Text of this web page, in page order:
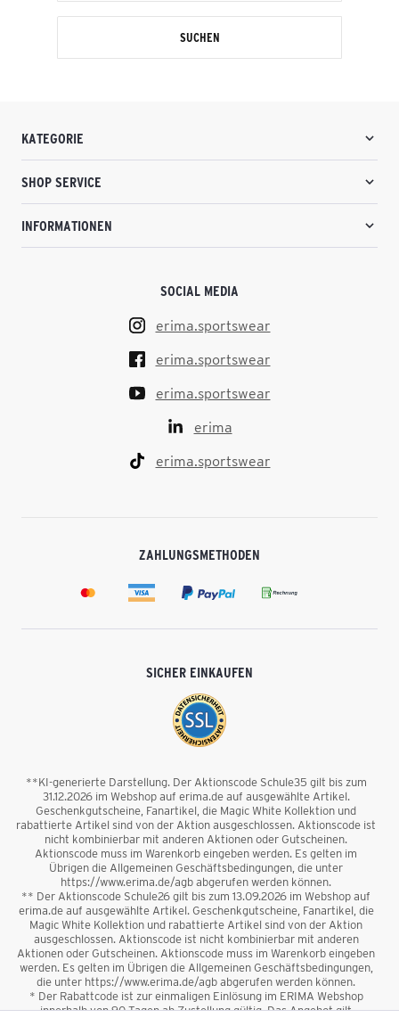
SUCHEN
KATEGORIE
SHOP SERVICE
INFORMATIONEN
SOCIAL MEDIA
erima.sportswear
erima.sportswear
erima.sportswear
erima
erima.sportswear
ZAHLUNGSMETHODEN
SICHER EINKAUFEN
**KI-generierte Darstellung. Der Aktionscode Schule35 gilt bis zum
31.12.2026 im Webshop auf erima.de auf ausgewählte Artikel.
Geschenkgutscheine, Fanartikel, die Magic White Kollektion und
rabattierte Artikel sind von der Aktion ausgeschlossen. Aktionscode ist
nicht kombinierbar mit anderen Aktionen oder Gutscheinen.
Aktionscode muss im Warenkorb eingeben werden. Es gelten im
Übrigen die Allgemeinen Geschäftsbedingungen, die unter
https://www.erima.de/agb abgerufen werden können.
** Der Aktionscode Schule26 gilt bis zum 13.09.2026 im Webshop auf
erima.de auf ausgewählte Artikel. Geschenkgutscheine, Fanartikel, die
Magic White Kollektion und rabattierte Artikel sind von der Aktion
ausgeschlossen. Aktionscode ist nicht kombinierbar mit anderen
Aktionen oder Gutscheinen. Aktionscode muss im Warenkorb eingeben
werden. Es gelten im Übrigen die Allgemeinen Geschäftsbedingungen,
die unter https://www.erima.de/agb abgerufen werden können.
* Der Rabattcode ist zur einmaligen Einlösung im ERIMA Webshop
innerhalb von 90 Tagen ab Zustellung gültig. Das Angebot gilt